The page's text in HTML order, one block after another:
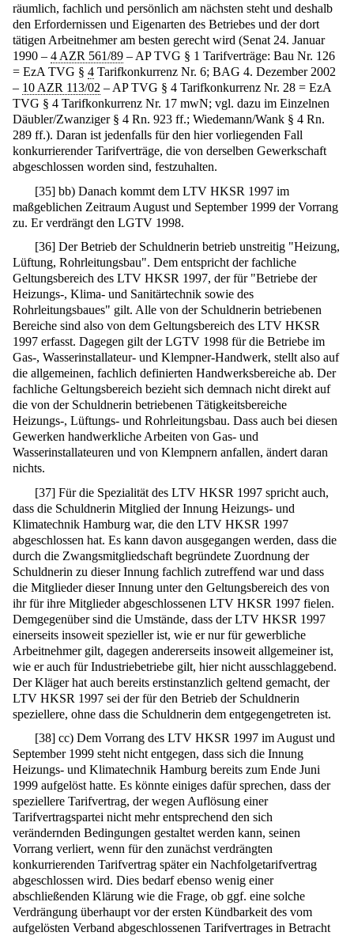
räumlich, fachlich und persönlich am nächsten steht und deshalb
den Erfordernissen und Eigenarten des Betriebes und der dort
tätigen Arbeitnehmer am besten gerecht wird (Senat 24. Januar
1990 – 4 AZR 561/89 – AP TVG § 1 Tarifverträge: Bau Nr. 126
= EzA TVG § 4 Tarifkonkurrenz Nr. 6; BAG 4. Dezember 2002
– 10 AZR 113/02 – AP TVG § 4 Tarifkonkurrenz Nr. 28 = EzA
TVG § 4 Tarifkonkurrenz Nr. 17 mwN; vgl. dazu im Einzelnen
Däubler/Zwanziger § 4 Rn. 923 ff.; Wiedemann/Wank § 4 Rn.
289 ff.). Daran ist jedenfalls für den hier vorliegenden Fall
konkurrierender Tarifverträge, die von derselben Gewerkschaft
abgeschlossen worden sind, festzuhalten.
[35] bb) Danach kommt dem LTV HKSR 1997 im
maßgeblichen Zeitraum August und September 1999 der Vorrang
zu. Er verdrängt den LGTV 1998.
[36] Der Betrieb der Schuldnerin betrieb unstreitig "Heizung,
Lüftung, Rohrleitungsbau". Dem entspricht der fachliche
Geltungsbereich des LTV HKSR 1997, der für "Betriebe der
Heizungs-, Klima- und Sanitärtechnik sowie des
Rohrleitungsbaues" gilt. Alle von der Schuldnerin betriebenen
Bereiche sind also von dem Geltungsbereich des LTV HKSR
1997 erfasst. Dagegen gilt der LGTV 1998 für die Betriebe im
Gas-, Wasserinstallateur- und Klempner-Handwerk, stellt also auf
die allgemeinen, fachlich definierten Handwerksbereiche ab. Der
fachliche Geltungsbereich bezieht sich demnach nicht direkt auf
die von der Schuldnerin betriebenen Tätigkeitsbereiche
Heizungs-, Lüftungs- und Rohrleitungsbau. Dass auch bei diesen
Gewerken handwerkliche Arbeiten von Gas- und
Wasserinstallateuren und von Klempnern anfallen, ändert daran
nichts.
[37] Für die Spezialität des LTV HKSR 1997 spricht auch,
dass die Schuldnerin Mitglied der Innung Heizungs- und
Klimatechnik Hamburg war, die den LTV HKSR 1997
abgeschlossen hat. Es kann davon ausgegangen werden, dass die
durch die Zwangsmitgliedschaft begründete Zuordnung der
Schuldnerin zu dieser Innung fachlich zutreffend war und dass
die Mitglieder dieser Innung unter den Geltungsbereich des von
ihr für ihre Mitglieder abgeschlossenen LTV HKSR 1997 fielen.
Demgegenüber sind die Umstände, dass der LTV HKSR 1997
einerseits insoweit spezieller ist, wie er nur für gewerbliche
Arbeitnehmer gilt, dagegen andererseits insoweit allgemeiner ist,
wie er auch für Industriebetriebe gilt, hier nicht ausschlaggebend.
Der Kläger hat auch bereits erstinstanzlich geltend gemacht, der
LTV HKSR 1997 sei der für den Betrieb der Schuldnerin
speziellere, ohne dass die Schuldnerin dem entgegengetreten ist.
[38] cc) Dem Vorrang des LTV HKSR 1997 im August und
September 1999 steht nicht entgegen, dass sich die Innung
Heizungs- und Klimatechnik Hamburg bereits zum Ende Juni
1999 aufgelöst hatte. Es könnte einiges dafür sprechen, dass der
speziellere Tarifvertrag, der wegen Auflösung einer
Tarifvertragspartei nicht mehr entsprechend den sich
verändernden Bedingungen gestaltet werden kann, seinen
Vorrang verliert, wenn für den zunächst verdrängten
konkurrierenden Tarifvertrag später ein Nachfolgetarifvertrag
abgeschlossen wird. Dies bedarf ebenso wenig einer
abschließenden Klärung wie die Frage, ob ggf. eine solche
Verdrängung überhaupt vor der ersten Kündbarkeit des vom
aufgelösten Verband abgeschlossenen Tarifvertrages in Betracht